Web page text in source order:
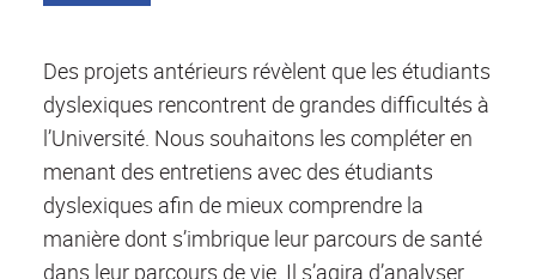
Des projets antérieurs révèlent que les étudiants
dyslexiques rencontrent de grandes difficultés à
l’Université. Nous souhaitons les compléter en
menant des entretiens avec des étudiants
dyslexiques afin de mieux comprendre la
manière dont s’imbrique leur parcours de santé
dans leur parcours de vie. Il s’agira d’analyser